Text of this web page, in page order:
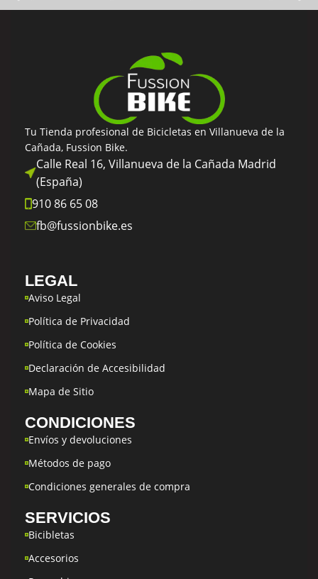
Tu Tienda profesional de Bicicletas en Villanueva de la
Cañada, Fussion Bike.
Calle Real 16, Villanueva de la Cañada Madrid
(España)
910 86 65 08
fb@fussionbike.es
LEGAL
Aviso Legal
Política de Privacidad
Política de Cookies
Declaración de Accesibilidad
Mapa de Sitio
CONDICIONES
Envíos y devoluciones
Métodos de pago
Condiciones generales de compra
SERVICIOS
Bicibletas
Accesorios